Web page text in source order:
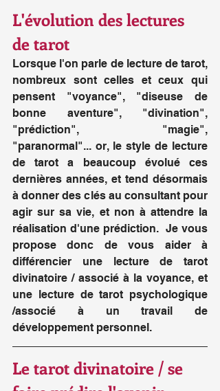
L'évolution des lectures
de tarot
Lorsque l'on parle de lecture de tarot,
nombreux sont celles et ceux qui
pensent "voyance", "diseuse de
bonne aventure", "divination",
"prédiction", "magie",
"paranormal"... or, le style de lecture
de tarot a beaucoup évolué ces
dernières années, et tend désormais
à donner des clés au consultant pour
agir sur sa vie, et non à attendre la
réalisation d'une prédiction.  Je vous
propose donc de vous aider à
différencier une lecture de tarot
divinatoire / associé à la voyance, et
une lecture de tarot psychologique
/associé à un travail de
développement personnel.
Le tarot divinatoire / se